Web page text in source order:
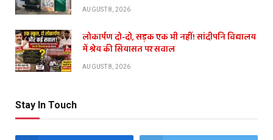
AUGUST 8, 2026
लोकार्पण दो-दो, सड़क एक भी नहीं! सांदीपनि विद्यालय
में श्रेय की सियासत पर सवाल
AUGUST 8, 2026
Stay In Touch